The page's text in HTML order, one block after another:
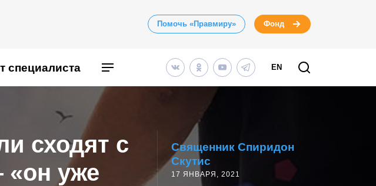
Помочь «Правмиру» Фонд
специалиста EN
сходят с
уже
Священник Спиридон
Скутис
17 ЯНВАРЯ, 2021